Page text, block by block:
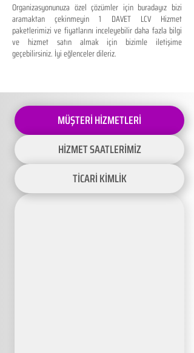
Organizasyonunuza özel çözümler için buradayız bizi
aramaktan çekinmeyin 1 DAVET LCV Hizmet
paketlerimizi ve fiyatlarını inceleyebilir daha fazla bilgi
ve hizmet satın almak için bizimle iletişime
geçebilirsiniz. İyi eğlenceler dileriz.
MÜŞTERİ HİZMETLERİ
HİZMET SAATLERİMİZ
TİCARİ KİMLİK